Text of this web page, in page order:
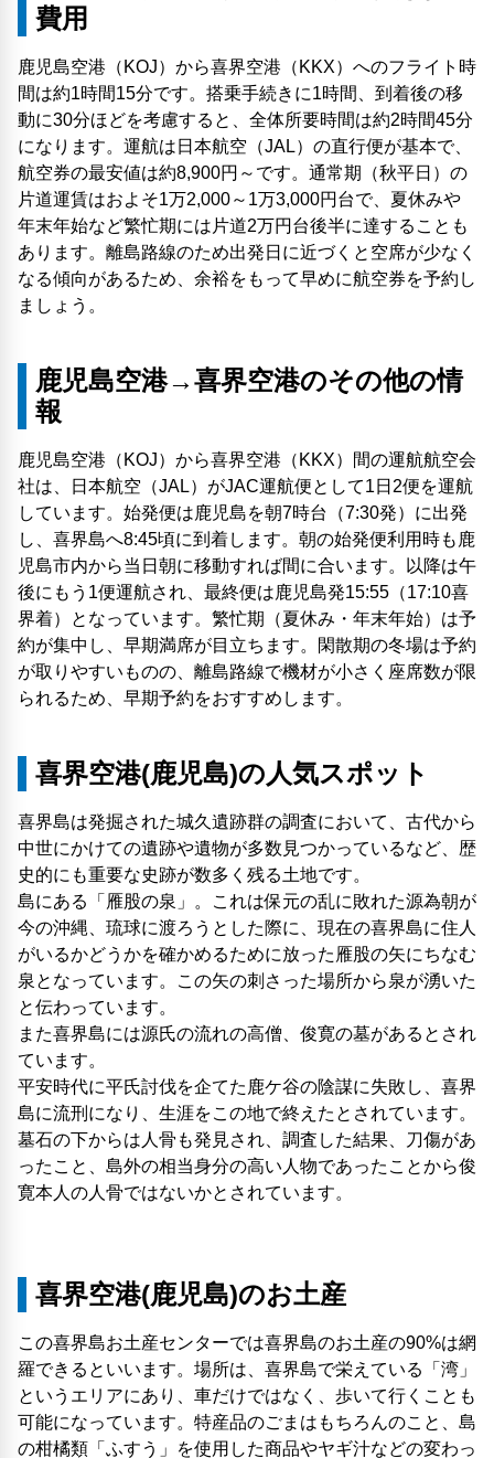
費用
鹿児島空港（KOJ）から喜界空港（KKX）へのフライト時
間は約1時間15分です。搭乗手続きに1時間、到着後の移
動に30分ほどを考慮すると、全体所要時間は約2時間45分
になります。運航は日本航空（JAL）の直行便が基本で、
航空券の最安値は約8,900円～です。通常期（秋平日）の
片道運賃はおよそ1万2,000～1万3,000円台で、夏休みや
年末年始など繁忙期には片道2万円台後半に達することも
あります。離島路線のため出発日に近づくと空席が少なく
なる傾向があるため、余裕をもって早めに航空券を予約し
ましょう。
鹿児島空港→喜界空港のその他の情
報
鹿児島空港（KOJ）から喜界空港（KKX）間の運航航空会
社は、日本航空（JAL）がJAC運航便として1日2便を運航
しています。始発便は鹿児島を朝7時台（7:30発）に出発
し、喜界島へ8:45頃に到着します。朝の始発便利用時も鹿
児島市内から当日朝に移動すれば間に合います。以降は午
後にもう1便運航され、最終便は鹿児島発15:55（17:10喜
界着）となっています。繁忙期（夏休み・年末年始）は予
約が集中し、早期満席が目立ちます。閑散期の冬場は予約
が取りやすいものの、離島路線で機材が小さく座席数が限
られるため、早期予約をおすすめします。
喜界空港(鹿児島)の人気スポット
喜界島は発掘された城久遺跡群の調査において、古代から
中世にかけての遺跡や遺物が多数見つかっているなど、歴
史的にも重要な史跡が数多く残る土地です。
島にある「雁股の泉」。これは保元の乱に敗れた源為朝が
今の沖縄、琉球に渡ろうとした際に、現在の喜界島に住人
がいるかどうかを確かめるために放った雁股の矢にちなむ
泉となっています。この矢の刺さった場所から泉が湧いた
と伝わっています。
また喜界島には源氏の流れの高僧、俊寛の墓があるとされ
ています。
平安時代に平氏討伐を企てた鹿ケ谷の陰謀に失敗し、喜界
島に流刑になり、生涯をこの地で終えたとされています。
墓石の下からは人骨も発見され、調査した結果、刀傷があ
ったこと、島外の相当身分の高い人物であったことから俊
寛本人の人骨ではないかとされています。
喜界空港(鹿児島)のお土産
この喜界島お土産センターでは喜界島のお土産の90%は網
羅できるといいます。場所は、喜界島で栄えている「湾」
というエリアにあり、車だけではなく、歩いて行くことも
可能になっています。特産品のごまはもちろんのこと、島
の柑橘類「ふすう」を使用した商品やヤギ汁などの変わっ